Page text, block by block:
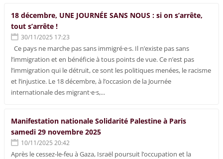
18 décembre, UNE JOURNÉE SANS NOUS : si on s’arrête,
tout s’arrête !
30/11/2025 17:23
Ce pays ne marche pas sans immigré·e·s. Il n’existe pas sans
l’immigration et en bénéficie à tous points de vue. Ce n’est pas
l’immigration qui le détruit, ce sont les politiques menées, le racisme
et l’injustice. Le 18 décembre, à l’occasion de la Journée
internationale des migrant·e·s,...
Manifestation nationale Solidarité Palestine à Paris
samedi 29 novembre 2025
10/11/2025 20:42
Après le cessez-le-feu à Gaza, Israël poursuit l’occupation et la